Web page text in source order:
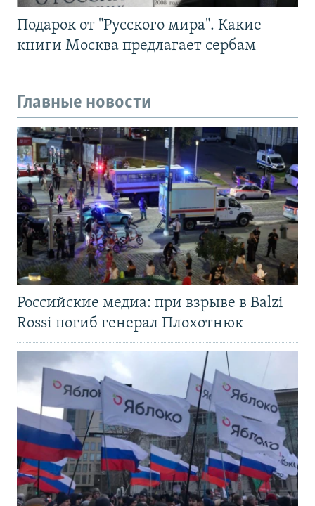
Подарок от "Русского мира". Какие
книги Москва предлагает сербам
Главные новости
Российские медиа: при взрыве в Balzi
Rossi погиб генерал Плохотнюк